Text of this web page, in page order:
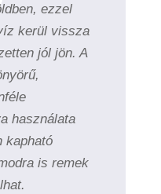
ezzel
kerül vissza
jól jön. A
használata
kapható
is remek